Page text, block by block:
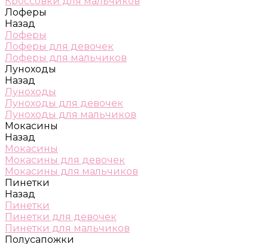
Лоферы
Назад
Лоферы
Лоферы для девочек
Лоферы для мальчиков
Луноходы
Назад
Луноходы
Луноходы для девочек
Луноходы для мальчиков
Мокасины
Назад
Мокасины
Мокасины для девочек
Мокасины для мальчиков
Пинетки
Назад
Пинетки
Пинетки для девочек
Пинетки для мальчиков
Полусапожки